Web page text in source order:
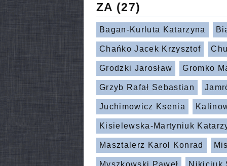
ZA (27)
Bagan-Kurluta Katarzyna
Chańko Jacek Krzysztof
Grodzki Jarosław Gromko
Grzyb Rafał Sebastian
Juchimowicz Ksenia
Kisielewska-Martyniuk
Masztalerz Karol Konrad
Myszkowski Paweł Nikiciuk